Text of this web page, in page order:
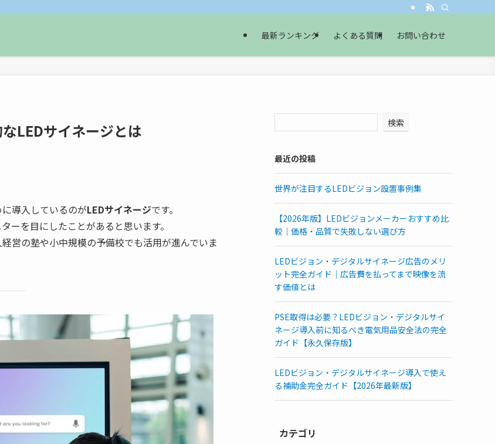
最新ランキング よくある質問 お問い合わせ
LEDサイネージとは
導入しているのがLEDサイネージです。
ーを目にしたことがあると思います。
営の塾や小中規模の予備校でも活用が進んでいま
検索
最近の投稿
世界が注目するLEDビジョン設置事例集
【2026年版】LEDビジョンメーカーおすすめ比
較｜価格・品質で失敗しない選び方
LEDビジョン・デジタルサイネージ広告のメリ
ット完全ガイド｜広告費を払ってまで映像を流
す価値とは
PSE取得は必要？LEDビジョン・デジタルサイ
ネージ導入前に知るべき電気用品安全法の完全
ガイド【永久保存版】
LEDビジョン・デジタルサイネージ導入で使え
る補助金完全ガイド【2026年最新版】
カテゴリ